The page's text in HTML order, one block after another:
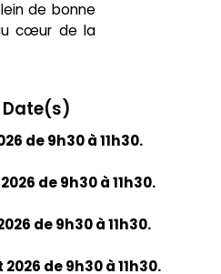
de bonne
cœur de la
Date(s)
de 9h30 à 11h30.
de 9h30 à 11h30.
de 9h30 à 11h30.
de 9h30 à 11h30.